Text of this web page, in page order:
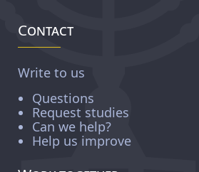
Contact
Write to us
Questions
Request studies
Can we help?
Help us improve